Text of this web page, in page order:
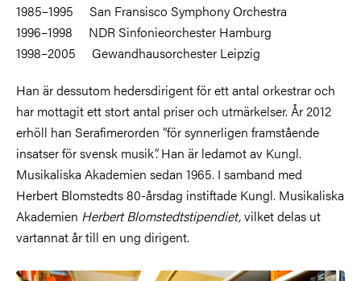
1985–1995 San Fransisco Symphony Orchestra
1996–1998 NDR Sinfonieorchester Hamburg
1998–2005 Gewandhausorchester Leipzig
Han är dessutom hedersdirigent för ett antal orkestrar och
har mottagit ett stort antal priser och utmärkelser. År 2012
erhöll han Serafimerorden ”för synnerligen framstående
insatser för svensk musik”. Han är ledamot av Kungl.
Musikaliska Akademien sedan 1965. I samband med
Herbert Blomstedts 80-årsdag instiftade Kungl. Musikaliska
Akademien Herbert Blomstedtstipendiet,vilket delas ut
vartannat år till en ung dirigent.